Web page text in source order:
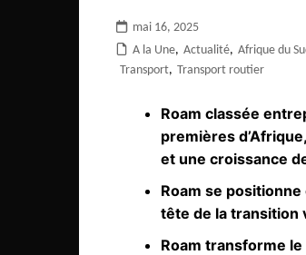
Côte
mai 16, 2025
A la Une, Actualité, Afrique du
Transport, Transport routier
Roam classée
premières
et une croissance
Roam se
tête de la transition
Roam transforme